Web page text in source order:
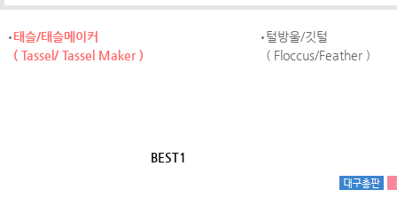
태슬/태슬메이커
( Tassel/ Tassel Maker )
털방울/깃털
( Floccus/Feather )
BEST1